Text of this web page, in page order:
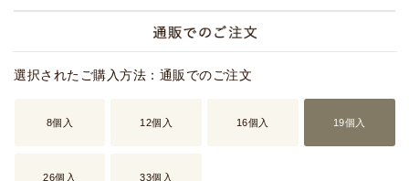
選択されたご購入方法：通販でのご注文
8個入 12個入 16個入 19個入
26個入 33個入